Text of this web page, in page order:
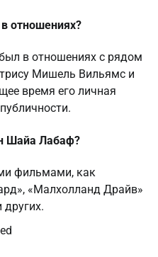
отношениях?
в отношениях с рядом
Мишель Вильямс и
время его личная
Шайа Лабаф?
фильмами, как
«Малхолланд Драйв»
других.